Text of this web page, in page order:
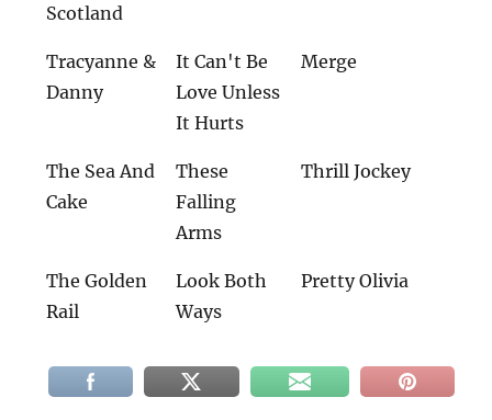
Scotland
Tracyanne &
Danny
It Can't Be
Love Unless
It Hurts
Merge
The Sea And
Cake
These
Falling
Arms
Thrill Jockey
The Golden
Rail
Look Both
Ways
Pretty Olivia